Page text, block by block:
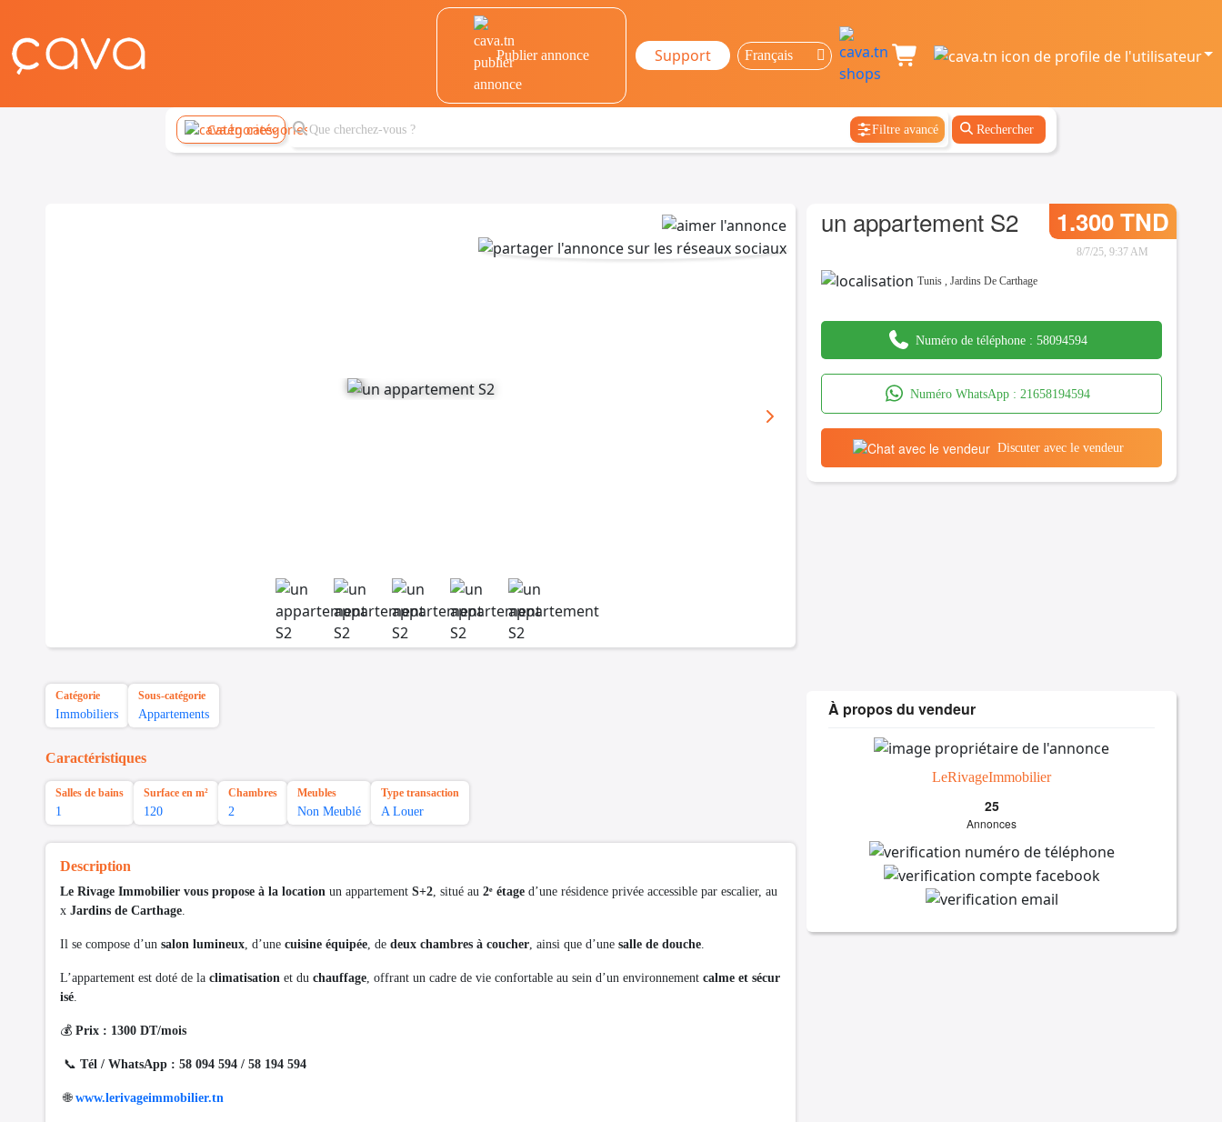
Publier annonce Support
Catégories Filtre avancé Rechercher
un appartement S2 1.300 TND
8/7/25, 9:37 AM
Tunis ,Jardins De Carthage
Numéro de téléphone : 58094594
Numéro WhatsApp : 21658194594
Discuter avec le vendeur
Catégorie
Immobiliers
Sous-catégorie
Appartements
Caractéristiques
Salles de bains
1
Surface en m²
120
Chambres
2
Meubles
Non Meublé
Type transaction
A Louer
Description
Le Rivage Immobilier vous propose à la location un appartement S+2, situé au 2ᵉ étage d’une résidence privée accessible par escalier, au
x Jardins de Carthage.
Il se compose d’un salon lumineux, d’une cuisine équipée, de deux chambres à coucher, ainsi que d’une salle de douche.
L’appartement est doté de la climatisation et du chauffage, offrant un cadre de vie confortable au sein d’un environnement calme et sécur
isé.
💰 Prix : 1300 DT/mois
📞 Tél / WhatsApp : 58 094 594 / 58 194 594
🌐 www.lerivageimmobilier.tn
À propos du vendeur
LeRivageImmobilier
25
Annonces